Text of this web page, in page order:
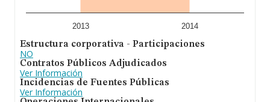
2013 2014
Estructura corporativa - Participaciones
NO
Contratos Públicos Adjudicados
Ver Información
Incidencias de Fuentes Públicas
Ver Información